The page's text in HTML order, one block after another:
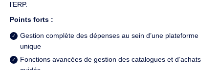
l’ERP.
Points forts :
Gestion complète des dépenses au sein d’une plateforme
unique
Fonctions avancées de gestion des catalogues et d’achats